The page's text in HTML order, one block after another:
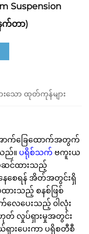
Suspension
က်တာ)
းသော ထုတ်ကုန်များ
ာက်ခြေထောက်အတွက်
ည်။ ပရိုစ်သက် ဗကူးယ
ဆင်ထားသည့်
စေရန် အိတ်အတွင်းရှိ
ားသည့် စနစ်ဖြစ်
လေပေးသည့် ၀ါလုံး
တ် လှုပ်ရှားမှုအတွင်း
ပေးကာ ပရိုစတီစီ